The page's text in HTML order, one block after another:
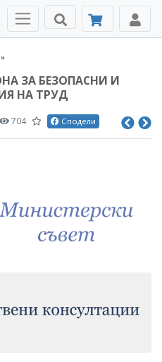
ЗА БЕЗОПАСНИ И
НА ТРУД
704 Сподели